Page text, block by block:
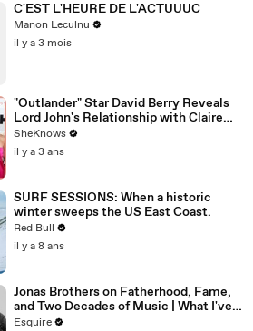
C'EST L'HEURE DE L'ACTUUUC
Manon Leculnu
il y a 3 mois
"Outlander" Star David Berry Reveals
Lord John's Relationship with Claire
Gets 'Complicated' in Season 7
SheKnows
il y a 3 ans
SURF SESSIONS: When a historic
winter sweeps the US East Coast.
Red Bull
il y a 8 ans
Jonas Brothers on Fatherhood, Fame,
and Two Decades of Music | What I've
Learned | Esquire
Esquire